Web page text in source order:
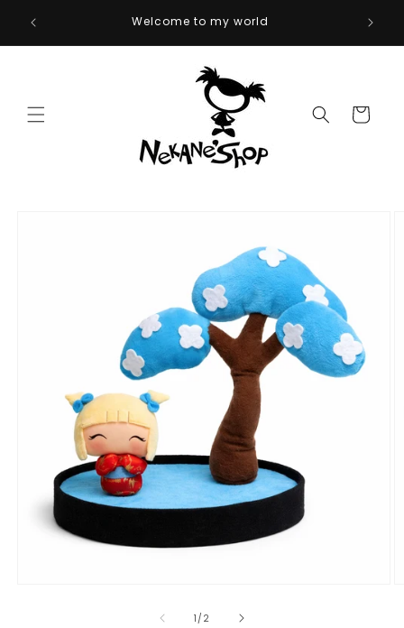
directamente
Welcome to my world
Carrito
1 /de2